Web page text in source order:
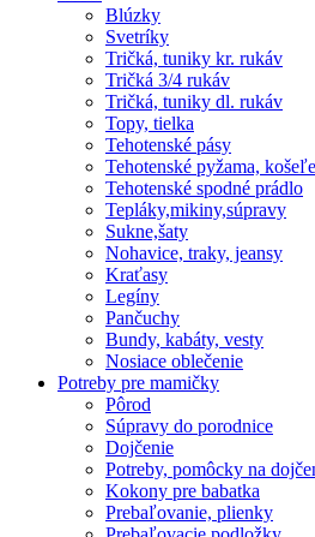
Blúzky
Svetríky
Tričká, tuniky kr. rukáv
Tričká 3/4 rukáv
Tričká, tuniky dl. rukáv
Topy, tielka
Tehotenské pásy
Tehotenské pyžama, košeľe
Tehotenské spodné prádlo
Tepláky,mikiny,súpravy
Sukne,šaty
Nohavice, traky, jeansy
Kraťasy
Legíny
Pančuchy
Bundy, kabáty, vesty
Nosiace oblečenie
Potreby pre mamičky
Pôrod
Súpravy do porodnice
Dojčenie
Potreby, pomôcky na
Kokony pre babatka
Prebaľovanie, plienky